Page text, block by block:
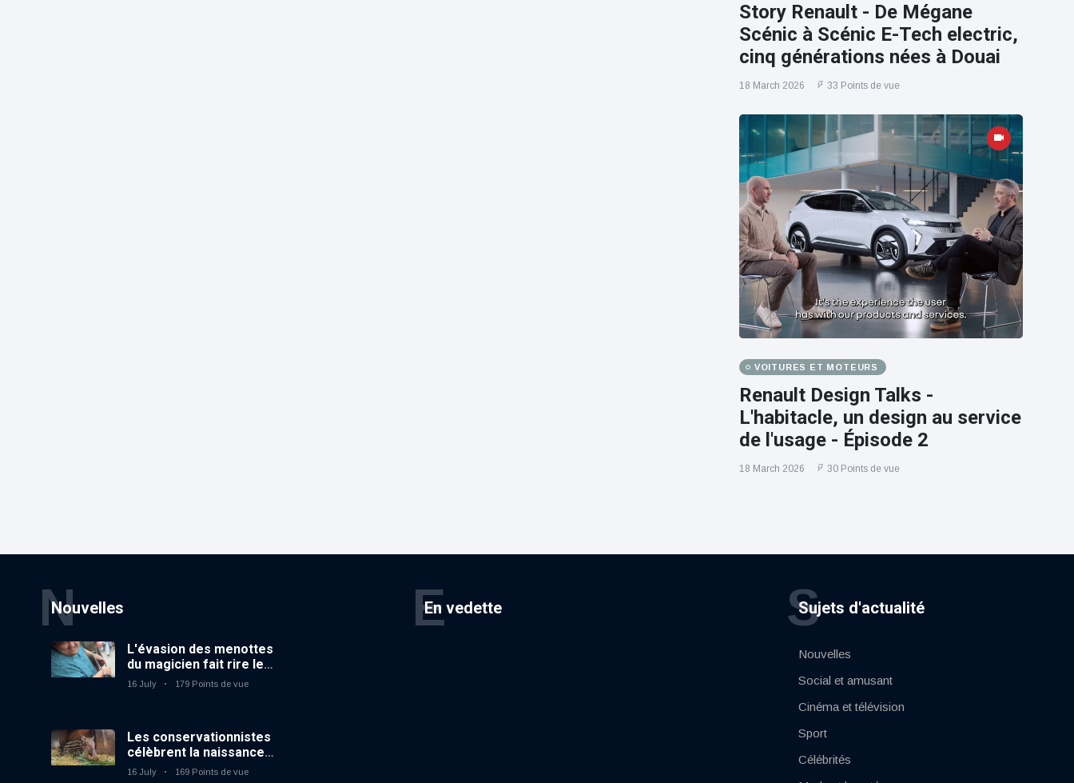
Story Renault - De Mégane
Scénic à Scénic E-Tech electric,
cinq générations nées à Douai
18 March 2026 33 Points de vue
VOITURES ET MOTEURS
Renault Design Talks -
L'habitacle, un design au service
de l'usage - Épisode 2
18 March 2026 30 Points de vue
Nouvelles
N
L'évasion des menottes
du magicien fait rire le
public
16 July 179 Points de vue
Les conservationnistes
célèbrent la naissance
du premier tapir
16 July 169 Points de vue
En vedette
E Sujets d'actualité
S
Nouvelles
Social et amusant
Cinéma et télévision
Sport
Célébrités